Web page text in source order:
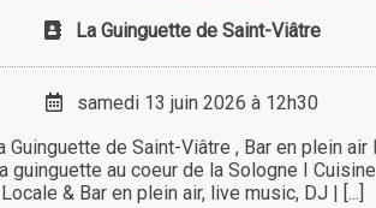
La Guinguette de Saint-Viâtre
samedi 13 juin 2026 à 12h30
Guinguette de Saint-Viâtre , Bar en plein air I
guinguette au coeur de la Sologne I Cuisine
Locale & Bar en plein air, live music, DJ | [...]